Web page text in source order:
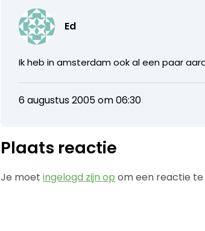
Ed
Ik heb in amsterdam ook al een paar
6 augustus 2005 om 06:30
Plaats reactie
Je moetingelogd zijn op om een reactie